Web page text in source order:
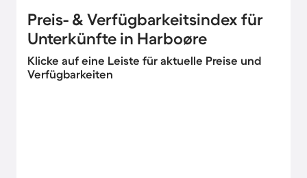
Preis- & Verfügbarkeitsindex für
Unterkünfte in Harboøre
Klicke auf eine Leiste für aktuelle Preise und
Verfügbarkeiten